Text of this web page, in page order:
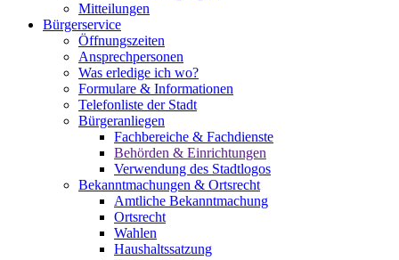
Mitteilungen
Bürgerservice
Öffnungszeiten
Ansprechpersonen
Was erledige ich wo?
Formulare & Informationen
Telefonliste der Stadt
Bürgeranliegen
Fachbereiche & Fachdienste
Behörden & Einrichtungen
Verwendung des Stadtlogos
Bekanntmachungen & Ortsrecht
Amtliche Bekanntmachung
Ortsrecht
Wahlen
Haushaltssatzung